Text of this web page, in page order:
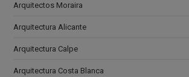
Arquitectos Moraira
Arquitectura Alicante
Arquitectura Calpe
Arquitectura Costa Blanca